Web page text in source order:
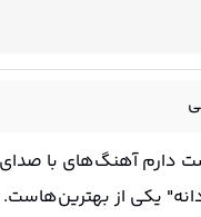
دارم آهنگ‌های با
یکی از